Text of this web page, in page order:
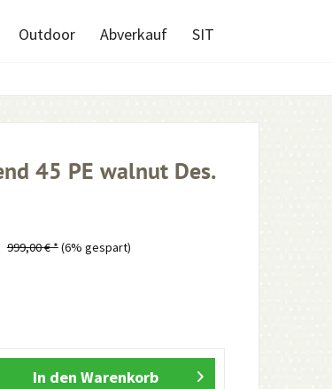
Outdoor Abverkauf SIT
45 PE walnut Des.
999,00 € *(6% gespart)
In den Warenkorb